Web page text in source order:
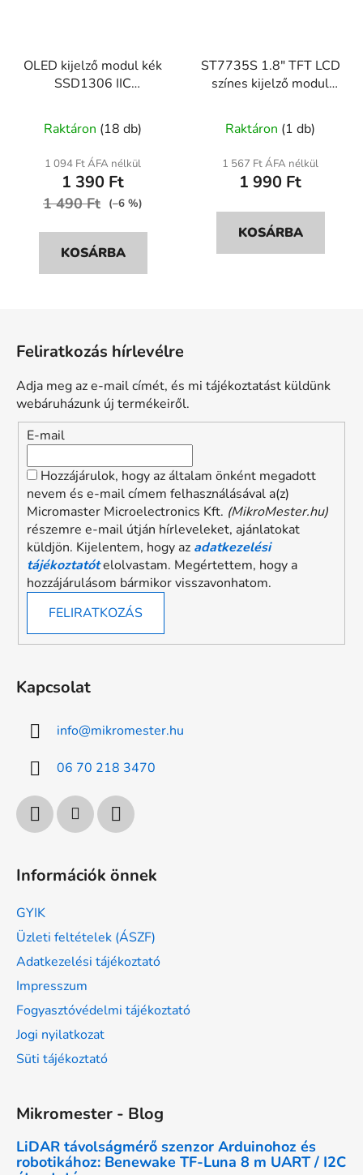
OLED kijelző modul kék
SSD1306 IIC
Raktáron (18 db)
1 094 Ft ÁFA nélkül
1 390 Ft
1 490 Ft (–6 %)
KOSÁRBA
ST7735S 1.8" TFT LCD
színes kijelző modul
Raktáron (1 db)
1 567 Ft ÁFA nélkül
1 990 Ft
KOSÁRBA
Feliratkozás hírlevélre
Adja meg az e-mail címét, és mi tájékoztatást küldünk
webáruházunk új termékeiről.
E-mail
Hozzájárulok, hogy az általam önként megadott
nevem és e-mail címem felhasználásával a(z)
Micromaster Microelectronics Kft. (MikroMester.hu)
részemre e-mail útján hírleveleket, ajánlatokat
küldjön. Kijelentem, hogy az adatkezelési
tájékoztatótelolvastam. Megértettem, hogy a
hozzájárulásom bármikor visszavonhatom.
FELIRATKOZÁS
Kapcsolat
info@mikromester.hu
06 70 218 3470
Információk önnek
GYIK
Üzleti feltételek (ÁSZF)
Adatkezelési tájékoztató
Impresszum
Fogyasztóvédelmi tájékoztató
Jogi nyilatkozat
Süti tájékoztató
Mikromester - Blog
LiDAR távolságmérő szenzor Arduinohoz és
robotikához: Benewake TF-Luna 8 m UART / I2C